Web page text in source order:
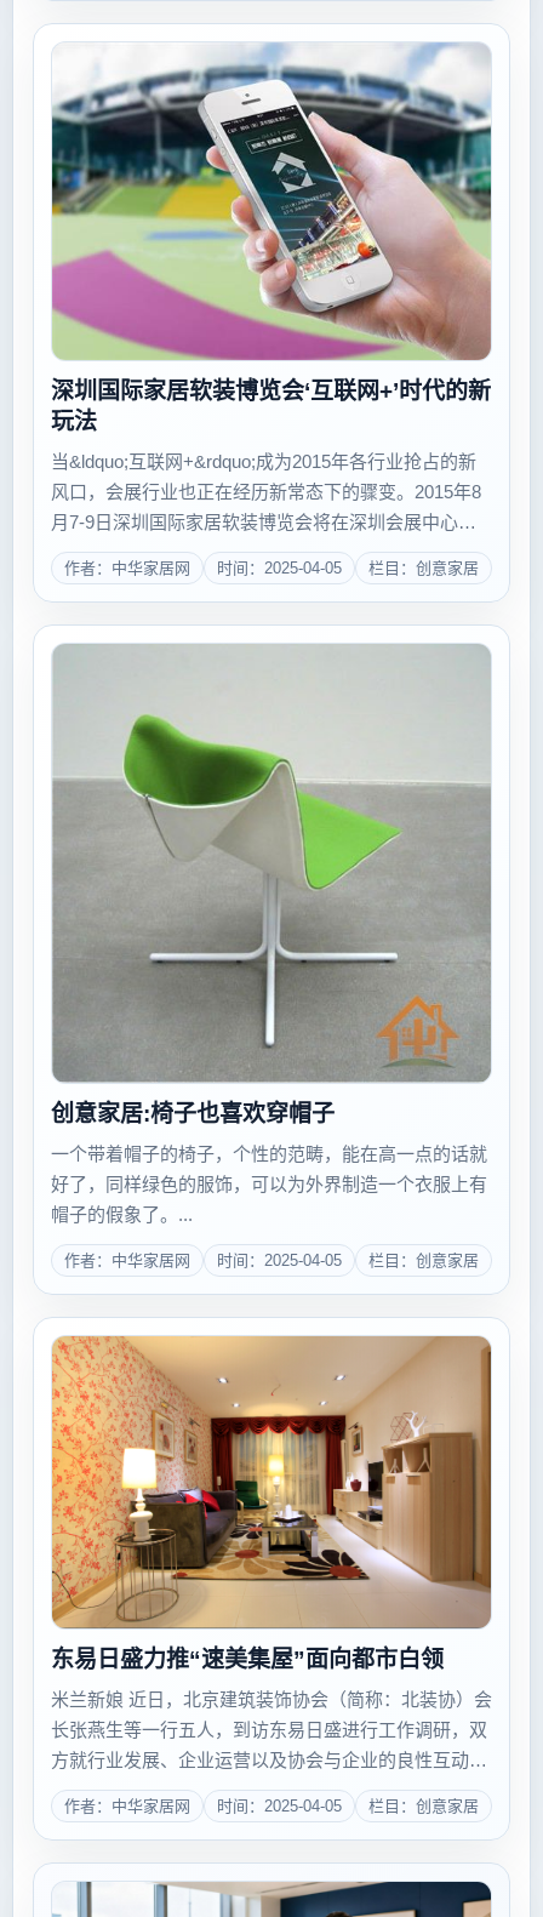
深圳国际家居软装博览会‘互联网+’时代的新
玩法
当&ldquo;互联网+&rdquo;成为2015年各行业抢占的新
风口，会展行业也正在经历新常态下的骤变。2015年8
月7-9日深圳国际家居软装博览会将在深圳会展中心盛
大举行，届时将以5大主题专业展览，1000余家参展商
的全新阵容再度上演一场顶尖行业盛会。 ...
作者：中华家居网 时间：2025-04-05 栏目：创意家居
创意家居:椅子也喜欢穿帽子
一个带着帽子的椅子，个性的范畴，能在高一点的话就
好了，同样绿色的服饰，可以为外界制造一个衣服上有
帽子的假象了。...
作者：中华家居网 时间：2025-04-05 栏目：创意家居
东易日盛力推“速美集屋”面向都市白领
米兰新娘 近日，北京建筑装饰协会（简称：北装协）会
长张燕生等一行五人，到访东易日盛进行工作调研，双
方就行业发展、企业运营以及协会与企业的良性互动展
开了深入交流。东易日盛董事长陈辉介绍了企业运营状
况及发展战略，特别是针对市场上的中端客户群，东易
作者：中华家居网 时间：2025-04-05 栏目：创意家居